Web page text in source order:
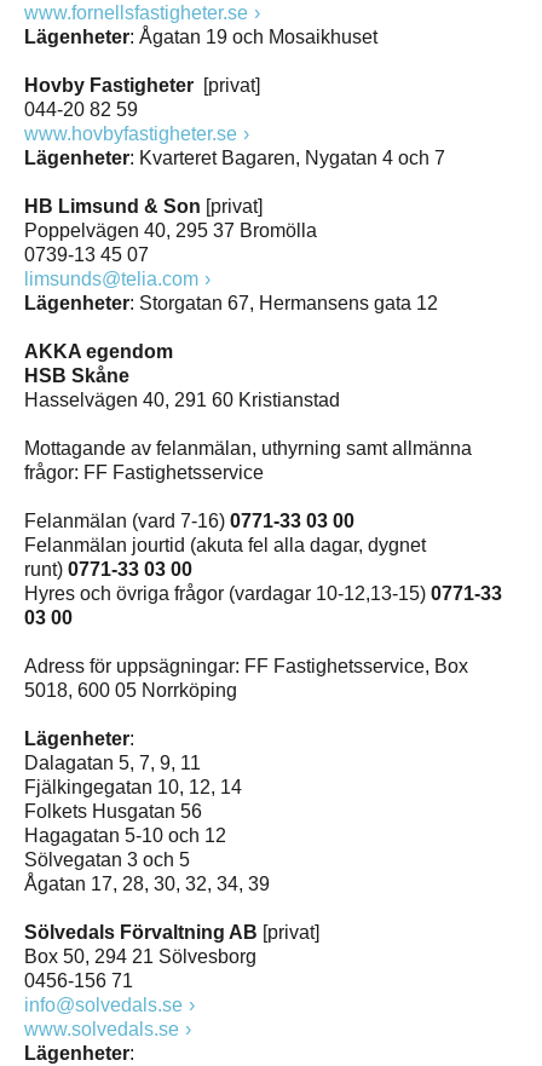
www.fornellsfastigheter.se
Lägenheter: Ågatan 19 och Mosaikhuset
Hovby Fastigheter [privat]
044-20 82 59
www.hovbyfastigheter.se
Lägenheter: Kvarteret Bagaren, Nygatan 4 och 7
HB Limsund & Son [privat]
Poppelvägen 40, 295 37 Bromölla
0739-13 45 07
limsunds@telia.com
Lägenheter: Storgatan 67, Hermansens gata 12
AKKA egendom
HSB Skåne
Hasselvägen 40, 291 60 Kristianstad
Mottagande av felanmälan, uthyrning samt allmänna
frågor: FF Fastighetsservice
Felanmälan (vard 7-16) 0771-33 03 00
Felanmälan jourtid (akuta fel alla dagar, dygnet
runt) 0771-33 03 00
Hyres och övriga frågor (vardagar 10-12,13-15) 0771-33
03 00
Adress för uppsägningar: FF Fastighetsservice, Box
5018, 600 05 Norrköping
Lägenheter:
Dalagatan 5, 7, 9, 11
Fjälkingegatan 10, 12, 14
Folkets Husgatan 56
Hagagatan 5-10 och 12
Sölvegatan 3 och 5
Ågatan 17, 28, 30, 32, 34, 39
Sölvedals Förvaltning AB [privat]
Box 50, 294 21 Sölvesborg
0456-156 71
info@solvedals.se
www.solvedals.se
Lägenheter: